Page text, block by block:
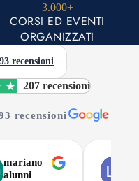
3.000+
CORSI ED EVENTI
ORGANIZZATI
recensioni
207 recensioni
recensioni
mariano
alunni